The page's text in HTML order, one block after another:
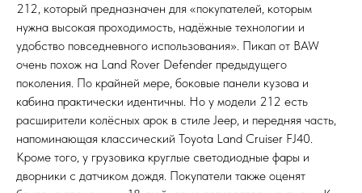
212, который предназначен для «покупателей, которым
нужна высокая проходимость, надёжные технологии и
удобство повседневного использования». Пикап от BAW
очень похож на Land Rover Defender предыдущего
поколения. По крайней мере, боковые панели кузова и
кабина практически идентичны. Но у модели 212 есть
расширители колёсных арок в стиле Jeep, и передняя часть,
напоминающая классический Toyota Land Cruiser FJ40.
Кроме того, у грузовика круглые светодиодные фары и
дворники с датчиком дождя. Покупатели также оценят